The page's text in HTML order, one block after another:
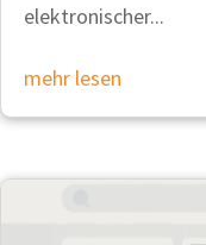
elektronischer...
mehr lesen